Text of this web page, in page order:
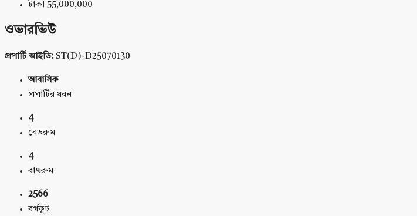
টাকা 55,000,000
ওভারভিউ
প্রপার্টি আইডি: ST(D)-D25070130
আবাসিক
প্রপার্টির ধরন
4
বেডরুম
4
বাথরুম
2566
বর্গফুট